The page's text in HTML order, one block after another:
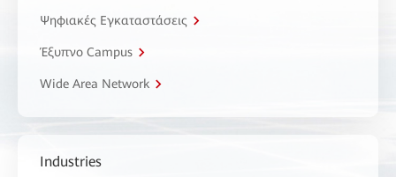
Ψηφιακές Εγκαταστάσεις
Έξυπνο Campus
Wide Area Network
Industries